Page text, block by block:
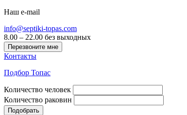
Наш e-mail
info@septiki-topas.com
8.00 – 22.00 без выходных
Перезвоните мне
Контакты
Подбор Топас
Количество человек
Количество раковин
Подобрать